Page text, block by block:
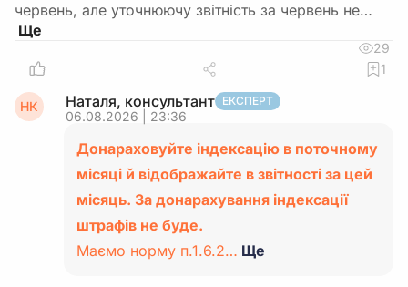
червень, але уточнюючу звітність за червень не…
29
1
НК Наталя, консультант ЕКСПЕРТ
06.08.2026 | 23:36
Донараховуйте індексацію в поточному
місяці й відображайте в звітності за цей
місяць. За донарахування індексації
штрафів не буде.
Маємо норму п.1.6.2… Ще